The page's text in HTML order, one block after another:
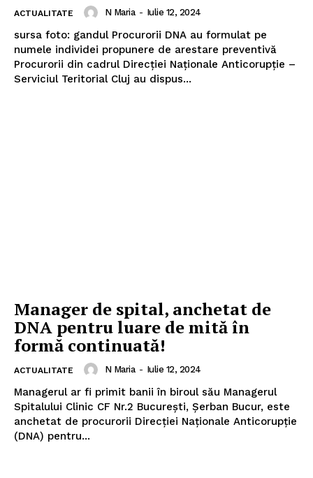
ACTUALITATE N Maria - Iulie 12, 2024
sursa foto: gandul Procurorii DNA au formulat pe
numele individei propunere de arestare preventivă
Procurorii din cadrul Direcției Naționale Anticorupție –
Serviciul Teritorial Cluj au dispus...
Manager de spital, anchetat de
DNA pentru luare de mită în
formă continuată!
ACTUALITATE N Maria - Iulie 12, 2024
Managerul ar fi primit banii în biroul său Managerul
Spitalului Clinic CF Nr.2 București, Șerban Bucur, este
anchetat de procurorii Direcției Naționale Anticorupție
(DNA) pentru...